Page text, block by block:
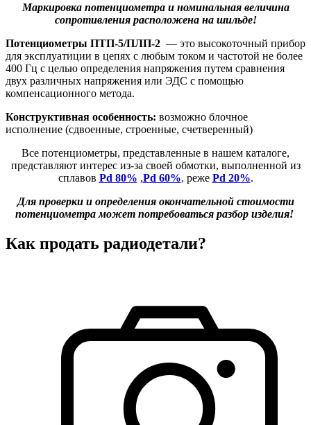
Маркировка потенциометра и номинальная величина
сопротивления расположена на шильде!
Потенциометры ПТП-5/ПЛП-2 — это высокоточный прибор
для эксплуатиции в цепях с любым током и частотой не более
400 Гц с целью определения напряжения путем сравнения
двух различных напряжения или ЭДС с помощью
компенсационного метода.
Конструктивная особенность: возможно блочное
исполнение (сдвоенные, строенные, счетверенный)
Все потенциометры, представленные в нашем каталоге,
представляют интерес из-за своей обмотки, выполненной из
сплавов Pd 80% ,Pd 60%, реже Pd 20%.
Для проверки и определения окончательной стоимости
потенциометра может потребоваться разбор изделия!
Как продать радиодетали?